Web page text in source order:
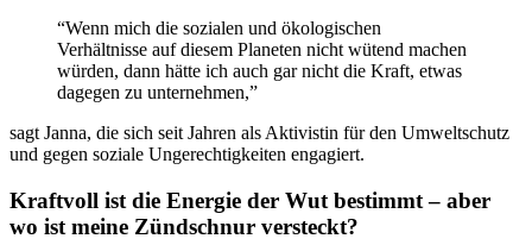
“Wenn mich die sozialen und ökologischen
Verhältnisse auf diesem Planeten nicht wütend machen
würden, dann hätte ich auch gar nicht die Kraft, etwas
dagegen zu unternehmen,”
sagt Janna, die sich seit Jahren als Aktivistin für den Umweltschutz
und gegen soziale Ungerechtigkeiten engagiert.
Kraftvoll ist die Energie der Wut bestimmt – aber
wo ist meine Zündschnur versteckt?